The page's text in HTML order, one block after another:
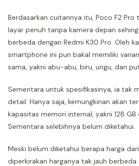
Berdasarkan cuitannya itu, Poco F2 Pro
layar penuh tanpa kamera depan
berbeda dengan Redmi K30 Pro. Oleh
smartphone ini pun bakal memiliki
sama, yakni abu-abu, biru, ungu, dan
Sementara untuk spesifikasinya, ia tak
detail. Hanya saja, kemungkinan akan
kapasitas memori internal, yakni 128 GB
Sementara selebihnya belum diketahui.
Meski belum diketahui berapa harga
diperkirakan harganya tak jauh berbeda